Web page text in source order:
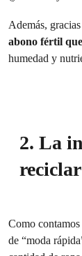
Además,
abono fértil
humedad y
2. La
reciclar
Como
de “moda